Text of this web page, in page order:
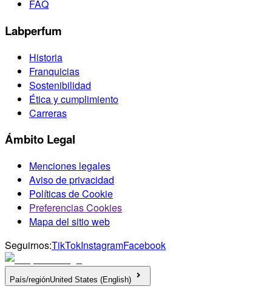
FAQ
Labperfum
Historia
Franquicias
Sostenibilidad
Ética y cumplimiento
Carreras
Ámbito Legal
Menciones legales
Aviso de privacidad
Políticas de Cookie
Preferencias Cookies
Mapa del sitio web
Seguirnos:TikTokInstagramFacebook
País/regiónUnited States (English)